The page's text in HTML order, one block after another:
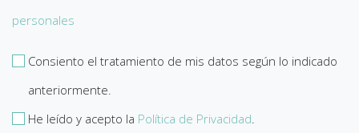
personales
Consiento el tratamiento de mis datos según lo indicado
anteriormente.
He leído y acepto la Política de Privacidad